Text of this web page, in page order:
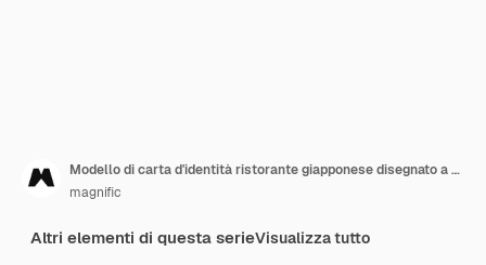
Modello di carta d'identità ristorante giapponese disegnato a mano
magnific
Altri elementi di questa serieVisualizza tutto